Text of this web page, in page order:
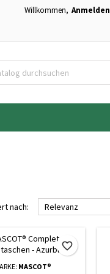
Willkommen, Anmelden
nach: Relevanz
MASCOT®
favorite_border
×
×
×
×